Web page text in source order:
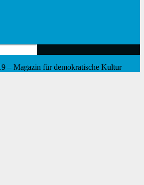
– Magazin für demokratische Kultur